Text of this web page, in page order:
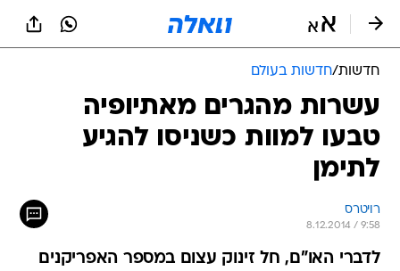
חדשות/חדשות בעולם
עשרות מהגרים מאתיופיה
טבעו למוות כשניסו להגיע
לתימן
רויטרס
8.12.2014 / 9:58
לדברי האו"ם, חל זינוק עצום במספר האפריקנים